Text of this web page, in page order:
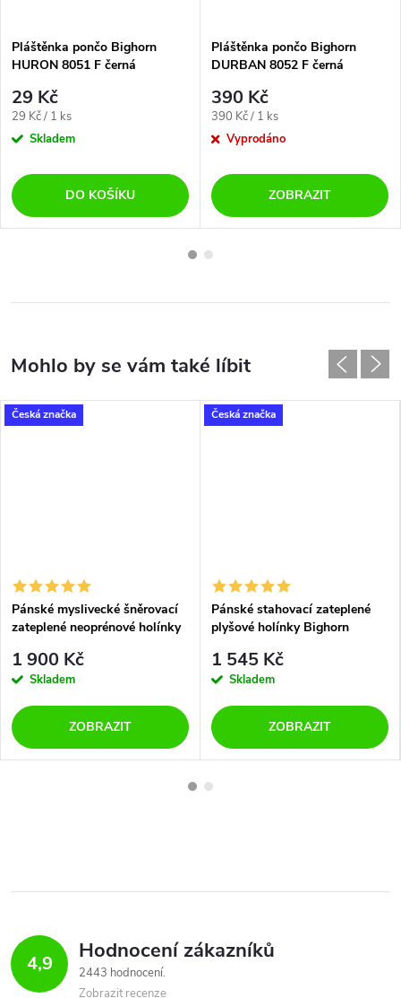
Pláštěnka pončo Bighorn
HURON 8051 F černá
29 Kč
Měrná
cena:
29 Kč / 1 ks
Skladem
DO KOŠÍKU
Pláštěnka pončo Bighorn
DURBAN 8052 F černá
390 Kč
Měrná
cena:
390 Kč / 1 ks
Vyprodáno
ZOBRAZIT
Česká značka
Pánské myslivecké šněrovací
zateplené neoprénové holínky
zelené
1 900 Kč
Skladem
ZOBRAZIT
Česká značka
Pánské stahovací zateplené
plyšové holínky Bighorn
1 545 Kč
Skladem
ZOBRAZIT
4,9 Hodnocení zákazníků
2443 hodnocení
Zobrazit recenze